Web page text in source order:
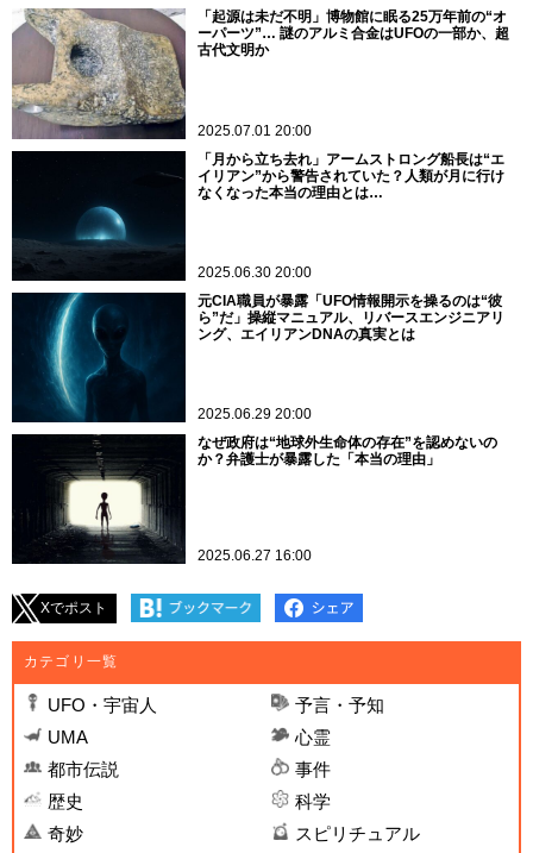
「起源は未だ不明」博物館に眠る25万年前の“オ
ーパーツ”… 謎のアルミ合金はUFOの一部か、超
古代文明か
2025.07.01 20:00
「月から立ち去れ」アームストロング船長は“エ
イリアン”から警告されていた？人類が月に行け
なくなった本当の理由とは…
2025.06.30 20:00
元CIA職員が暴露「UFO情報開示を操るのは“彼
ら”だ」操縦マニュアル、リバースエンジニアリ
ング、エイリアンDNAの真実とは
2025.06.29 20:00
なぜ政府は“地球外生命体の存在”を認めないの
か？弁護士が暴露した「本当の理由」
2025.06.27 16:00
Xでポスト
カテゴリ一覧
UFO・宇宙人
予言・予知
UMA
心霊
都市伝説
事件
歴史
科学
奇妙
スピリチュアル